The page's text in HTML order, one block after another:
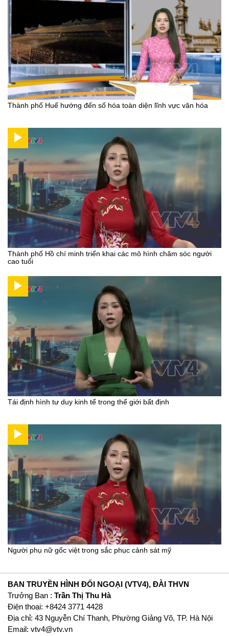
Thành phố Huế hướng đến số hóa toàn diện lĩnh vực văn hóa
Thành phố Hồ chí minh triển khai các mô hình chăm sóc người
cao tuổi
Tái định hình tư duy kinh tế trong thế giới bất định
Người phụ nữ gốc việt trong sắc phục cảnh sát mỹ
BAN TRUYỀN HÌNH ĐỐI NGOẠI (VTV4), ĐÀI THVN
Trưởng Ban : Trần Thị Thu Hà
Ðiện thoại: +8424 3771 4428
Địa chỉ: 43 Nguyễn Chí Thanh, Phường Giảng Võ, TP. Hà Nội
Email: vtv4@vtv.vn